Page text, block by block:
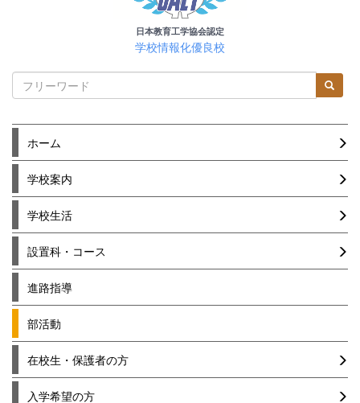
日本教育工学協会認定
学校情報化優良校
ホーム
学校案内
学校生活
設置科・コース
進路指導
部活動
在校生・保護者の方
入学希望の方